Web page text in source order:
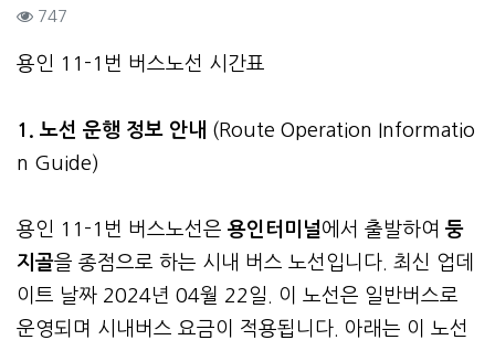
컨텐츠 정보
747
본문
용인 11-1번 버스노선 시간표
1. 노선 운행 정보 안내 (Route Operation Informatio
n Guide)
용인 11-1번 버스노선은 용인터미널에서 출발하여 둥
지골을 종점으로 하는 시내 버스 노선입니다. 최신 업데
이트 날짜 2024년 04월 22일. 이 노선은 일반버스로
운영되며 시내버스 요금이 적용됩니다. 아래는 이 노선